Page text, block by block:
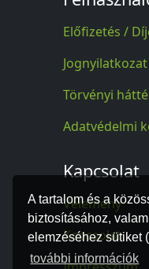
A tartalom és a
biztosításához,
elemzéséhez sütiket
további információk
Előfizetés /
Jognyilatkozat
Törvényi
Adatvédelmi
Kapcsolat
Vélemény
Kapcsolat